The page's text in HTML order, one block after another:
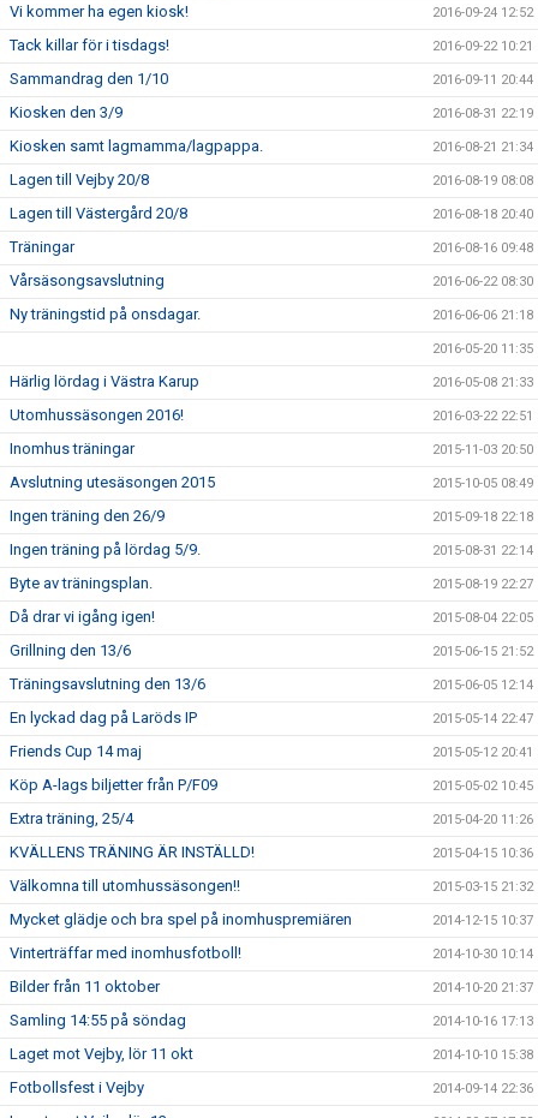
Vi kommer ha egen kiosk! 2016-09-24 12:52
Tack killar för i tisdags! 2016-09-22 10:21
Sammandrag den 1/10 2016-09-11 20:44
Kiosken den 3/9 2016-08-31 22:19
Kiosken samt lagmamma/lagpappa. 2016-08-21 21:34
Lagen till Vejby 20/8 2016-08-19 08:08
Lagen till Västergård 20/8 2016-08-18 20:40
Träningar 2016-08-16 09:48
Vårsäsongsavslutning 2016-06-22 08:30
Ny träningstid på onsdagar. 2016-06-06 21:18
2016-05-20 11:35
Härlig lördag i Västra Karup 2016-05-08 21:33
Utomhussäsongen 2016! 2016-03-22 22:51
Inomhus träningar 2015-11-03 20:50
Avslutning utesäsongen 2015 2015-10-05 08:49
Ingen träning den 26/9 2015-09-18 22:18
Ingen träning på lördag 5/9. 2015-08-31 22:14
Byte av träningsplan. 2015-08-19 22:27
Då drar vi igång igen! 2015-08-04 22:05
Grillning den 13/6 2015-06-15 21:52
Träningsavslutning den 13/6 2015-06-05 12:14
En lyckad dag på Laröds IP 2015-05-14 22:47
Friends Cup 14 maj 2015-05-12 20:41
Köp A-lags biljetter från P/F09 2015-05-02 10:45
Extra träning, 25/4 2015-04-20 11:26
KVÄLLENS TRÄNING ÄR INSTÄLLD! 2015-04-15 10:36
Välkomna till utomhussäsongen!! 2015-03-15 21:32
Mycket glädje och bra spel på inomhuspremiären 2014-12-15 10:37
Vinterträffar med inomhusfotboll! 2014-10-30 10:14
Bilder från 11 oktober 2014-10-20 21:37
Samling 14:55 på söndag 2014-10-16 17:13
Laget mot Vejby, lör 11 okt 2014-10-10 15:38
Fotbollsfest i Vejby 2014-09-14 22:36